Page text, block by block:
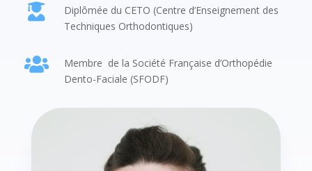

Diplômée du CETO (Centre d’Enseignement des
Techniques Orthodontiques)

Membre de la Société Française d’Orthopédie
Dento-Faciale (SFODF)